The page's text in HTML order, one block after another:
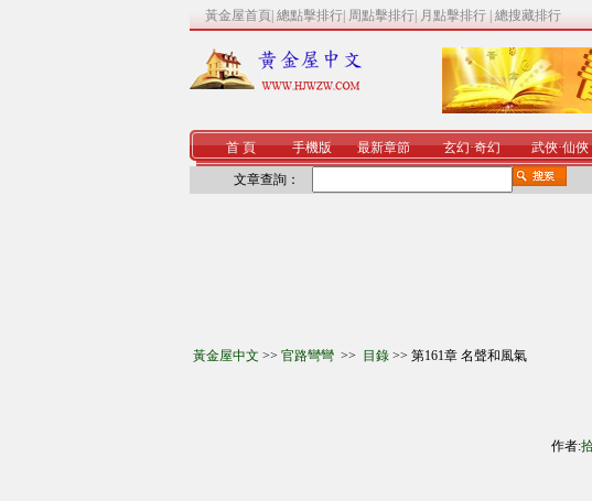
黃金屋首頁 總點擊排行 周點擊排行 月點擊排行 總搜藏排行
首 頁 手機版 最新章節 玄幻·奇幻 武俠·仙俠
文章查詢：
黃金屋中文 >> 官路彎彎 >> 目錄 >> 第161章 名聲和風氣
作者: